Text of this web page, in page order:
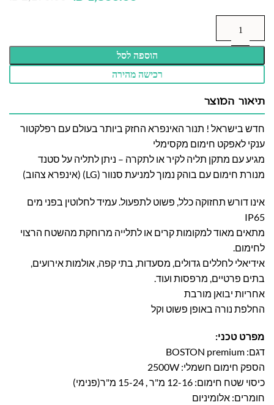
הוספה לסל
רכישה מהירה
תיאור המוצר
חדש בישראל ! תנור האינפרא החזק ביותר בעולם עם רפלקטור
ענקי לאפקט חימום מקסימלי
מגיע עם מתקן תליה לקיר או לתקרה – ניתן לתליה על סטנד
מנורת חימום עם בוהק נמוך למניעת סנוור (LG) (אינפרא צהוב)
אינו דורש תחזוקה כלל, פשוט לתפעול. עמיד לחלוטין בפני מים
IP65
מתאים מאוד למקומות קרים או לתלייה מרוחקת מהשטח הרצוי
לחימום.
אידיאלי לחללים גדולים, מסעדות, בתי קפה, אולמות אירועים,
בתים פרטיים, מרפסות ועוד.
אחריות יבואן מורבת
החלפת נורה באופן פשוט וקל
מפרט טכני:
דגם: BOSTON premium
הספק חימום חשמלי: 2500W
כיסוי שטח חימום: 12-16 מ"ר , 15-24 מ"ר(פנימי)
חומרים: אלומיניום